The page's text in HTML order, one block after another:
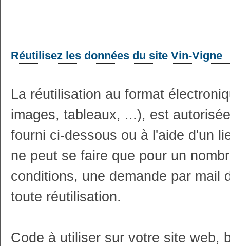
Réutilisez les données du site Vin-Vigne
La réutilisation au format
images, tableaux, ...), est
fourni ci-dessous ou à l'aide d'un
ne peut se faire que pour un
conditions, une demande par mail
toute réutilisation.
Code à utiliser sur votre site web,